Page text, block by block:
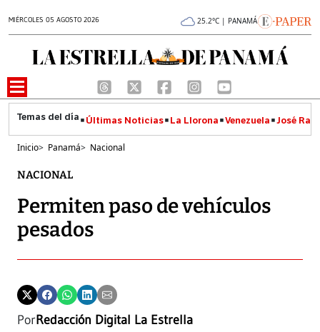
MIÉRCOLES 05 AGOSTO 2026 25.2°C | PANAMÁ
Últimas Noticias La Llorona Venezuela José
Inicio> Panamá> Nacional
NACIONAL
Permiten paso de vehículos
pesados
PorRedacción Digital La Estrella